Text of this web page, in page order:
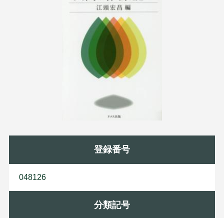
登録番号
048126
分類記号